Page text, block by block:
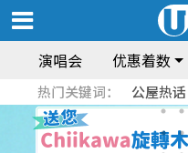
演唱会 优惠着数
热门关键词： 公屋热话